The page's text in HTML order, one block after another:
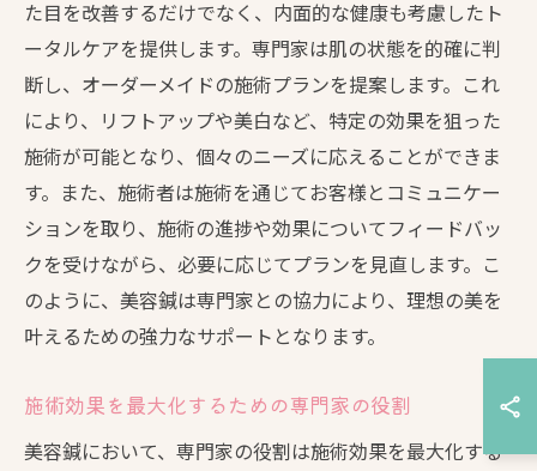
た目を改善するだけでなく、内面的な健康も考慮したト
ータルケアを提供します。専門家は肌の状態を的確に判
断し、オーダーメイドの施術プランを提案します。これ
により、リフトアップや美白など、特定の効果を狙った
施術が可能となり、個々のニーズに応えることができま
す。また、施術者は施術を通じてお客様とコミュニケー
ションを取り、施術の進捗や効果についてフィードバッ
クを受けながら、必要に応じてプランを見直します。こ
のように、美容鍼は専門家との協力により、理想の美を
叶えるための強力なサポートとなります。
施術効果を最大化するための専門家の役割
美容鍼において、専門家の役割は施術効果を最大化する